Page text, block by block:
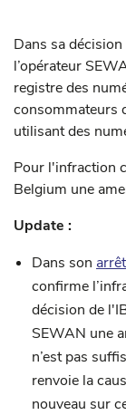
Dans sa
l’opérateur
registre des
consommateurs
utilisant des
Pour l'infraction
Belgium une
Update :
Dans son
confirme
décision de
SEWAN une
n’est pas
renvoie la
nouveau sur